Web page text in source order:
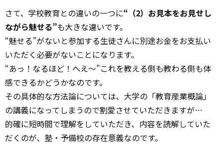
さて、学校教育との違いの一つに“（2）お見本をお見せし
ながら魅せる”も大きな違いです。
“魅せる”がないと参加する生徒さんに別途お金をお支払い
いただく必要がないことになります。
“あっ！なるほど！へえ〜”これを教える側も教わる側も体
感できるかどうかなのです。
その具体的な方法論については、大学の「教育産業概論」
の講義になってしまうので割愛させていただきますが…
的確に短時間で理解をしていただき、内容を読解していた
だくのが、塾・予備校の存在意義なのです。